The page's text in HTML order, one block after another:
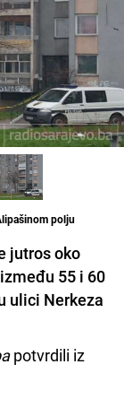
polju
jutros oko
55 i 60
ulici Nerkeza
potvrdili iz